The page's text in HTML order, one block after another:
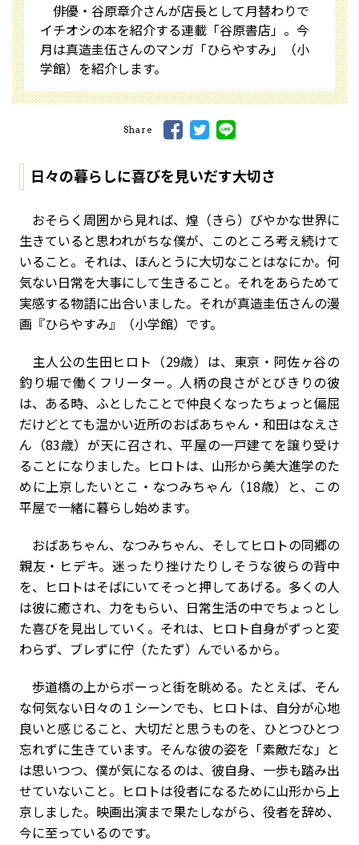
俳優・谷原章介さんが店長として月替わりで
イチオシの本を紹介する連載「谷原書店」。今
月は真造圭伍さんのマンガ「ひらやすみ」（小
学館）を紹介します。
Share
日々の暮らしに喜びを見いだす大切さ
おそらく周囲から見れば、煌（きら）びやかな世界に
生きていると思われがちな僕が、このところ考え続けて
いること。それは、ほんとうに大切なことはなにか。何
気ない日常を大事にして生きること。それをあらためて
実感する物語に出合いました。それが真造圭伍さんの漫
画『ひらやすみ』（小学館）です。
主人公の生田ヒロト（29歳）は、東京・阿佐ヶ谷の
釣り堀で働くフリーター。人柄の良さがとびきりの彼
は、ある時、ふとしたことで仲良くなったちょっと偏屈
だけどとても温かい近所のおばあちゃん・和田はなえさ
ん（83歳）が天に召され、平屋の一戸建てを譲り受け
ることになりました。ヒロトは、山形から美大進学のた
めに上京したいとこ・なつみちゃん（18歳）と、この
平屋で一緒に暮らし始めます。
おばあちゃん、なつみちゃん、そしてヒロトの同郷の
親友・ヒデキ。迷ったり挫けたりしそうな彼らの背中
を、ヒロトはそばにいてそっと押してあげる。多くの人
は彼に癒され、力をもらい、日常生活の中でちょっとし
た喜びを見出していく。それは、ヒロト自身がずっと変
わらず、ブレずに佇（たたず）んでいるから。
歩道橋の上からボーっと街を眺める。たとえば、そん
な何気ない日々の１シーンでも、ヒロトは、自分が心地
良いと感じること、大切だと思うものを、ひとつひとつ
忘れずに生きています。そんな彼の姿を「素敵だな」と
は思いつつ、僕が気になるのは、彼自身、一歩も踏み出
せていないこと。ヒロトは役者になるために山形から上
京しました。映画出演まで果たしながら、役者を辞め、
今に至っているのです。